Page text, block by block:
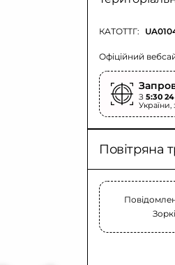
КАТОТТГ:
Офіційний
З5:30
Повітряна